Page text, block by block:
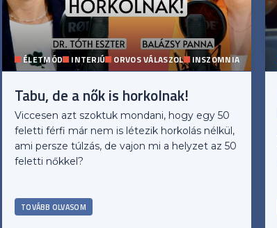
ÉLETMÓD INTERJÚ ORVOS VÁLASZOL INSZOMNIA
Tabu, de a nők is horkolnak!
Viccesen azt szoktuk mondani, hogy egy 50
feletti férfi már nem is létezik horkolás nélkül,
ami persze túlzás, de vajon mi a helyzet az 50
feletti nőkkel?
TOVÁBB OLVASOM